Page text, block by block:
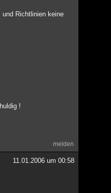
und Richtlinien keine
!
melden
11.01.2006 um 00:58